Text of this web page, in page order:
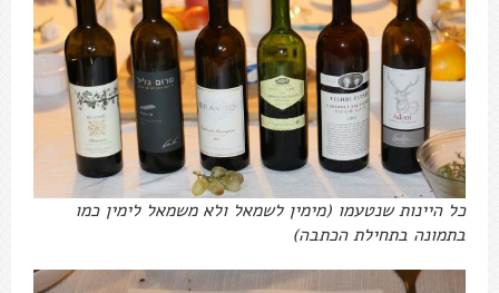
כל היינות שנטעמו (מימין לשמאל ולא משמאל לימין כמו
בתמונה בתחילת הכתבה)